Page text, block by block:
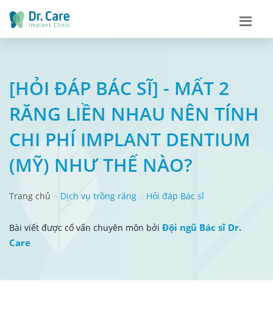
[HỎI ĐÁP BÁC SĨ] - MẤT 2
RĂNG LIỀN NHAU NÊN TÍNH
CHI PHÍ IMPLANT DENTIUM
(MỸ) NHƯ THẾ NÀO?
Trang chủ Dịch vụ trồng răng Hỏi đáp Bác sĩ
Bài viết được cố vấn chuyên môn bởi Đội ngũ Bác sĩ Dr.
Care